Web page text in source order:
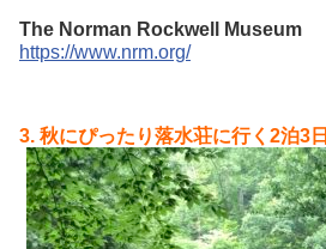
The Norman Rockwell Museum
https://www.nrm.org/
3. 秋にぴったり落水荘に行く2泊3日